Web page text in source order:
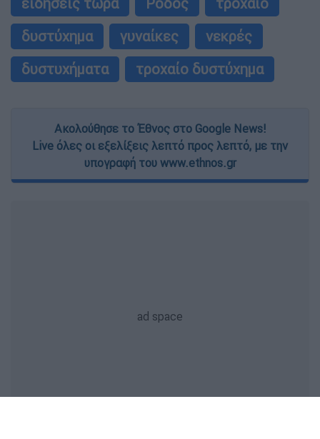
δυστύχημα
γυναίκες
νεκρές
δυστυχήματα
τροχαίο δυστύχημα
Ακολούθησε το Έθνος στο Google News!
Live όλες οι εξελίξεις λεπτό προς λεπτό, με την
υπογραφή του www.ethnos.gr